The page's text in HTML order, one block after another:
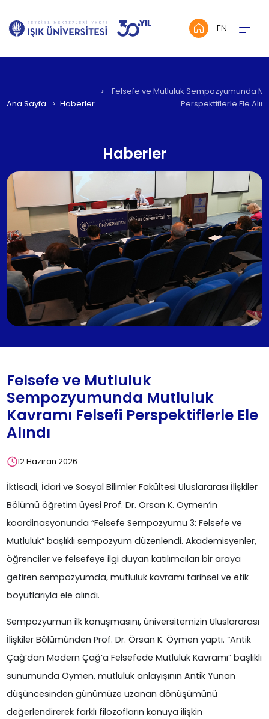
EN Menü
Ana Sayfa Haberler
Felsefe ve Mutluluk Sempozyumunda
Perspektiflerle Ele
Haberler
Felsefe ve Mutluluk
Sempozyumunda Mutluluk
Kavramı Felsefi Perspektiflerle Ele
Alındı
12 Haziran 2026
İktisadi, İdari ve Sosyal Bilimler Fakültesi Uluslararası İlişkiler
Bölümü öğretim üyesi Prof. Dr. Örsan K. Öymen’in
koordinasyonunda “Felsefe Sempozyumu 3: Felsefe ve
Mutluluk” başlıklı sempozyum düzenlendi. Akademisyenler,
öğrenciler ve felsefeye ilgi duyan katılımcıları bir araya
getiren sempozyumda, mutluluk kavramı tarihsel ve etik
boyutlarıyla ele alındı.
Sempozyumun ilk konuşmasını, üniversitemizin Uluslararası
İlişkiler Bölümünden Prof. Dr. Örsan K. Öymen yaptı. “Antik
Çağ’dan Modern Çağ’a Felsefede Mutluluk Kavramı” başlıklı
sunumunda Öymen, mutluluk anlayışının Antik Yunan
düşüncesinden günümüze uzanan dönüşümünü
değerlendirerek farklı filozofların konuya ilişkin